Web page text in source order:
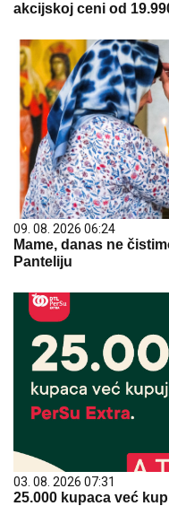
akcijskoj ceni od
09. 08. 2026 06:24
Mame, danas ne
Panteliju
03. 08. 2026 07:31
25.000 kupaca već